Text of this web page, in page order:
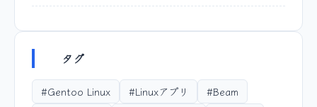
タグ
#Gentoo Linux #Linuxアプリ
#Beam